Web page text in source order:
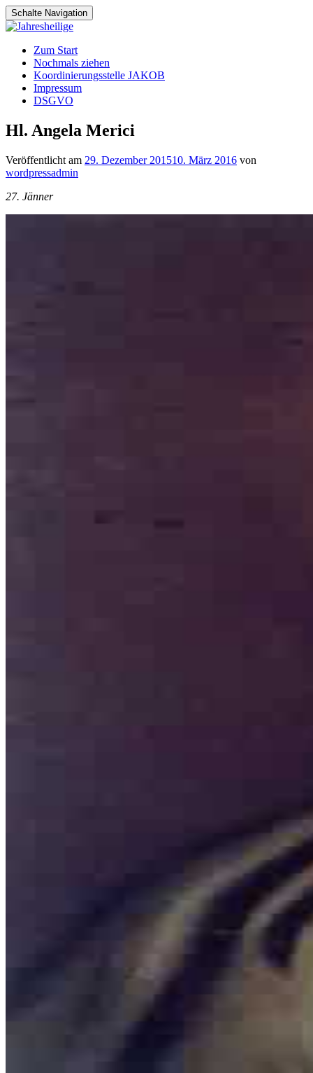
Schalte Navigation
Zum
Inhalt
springen
Zum Start
Nochmals ziehen
Koordinierungsstelle JAKOB
Impressum
DSGVO
Hl. Angela Merici
Veröffentlicht am 29. Dezember 201510. März 2016 von
wordpressadmin
27. Jänner